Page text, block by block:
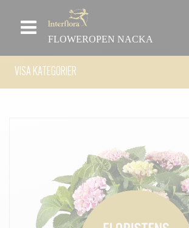
FLOWEROPEN NACKA
VISA KATEGORIER